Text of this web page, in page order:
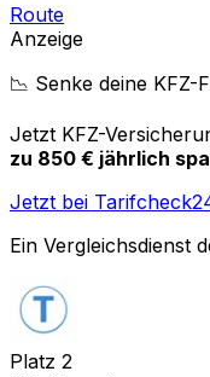
Route
Anzeige
📉 Senke deine KFZ-
Jetzt KFZ-
zu 850 € jährlich
Jetzt bei
Ein Vergleichsdienst
Platz 2